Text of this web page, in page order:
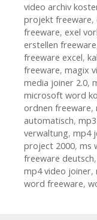
video archiv
projekt freeware,
freeware, exel
erstellen freeware
freeware excel,
freeware, magix
media joiner 2.0,
microsoft word
ordnen freeware,
automatisch,
verwaltung, mp4
project 2000, ms
freeware deutsch,
mp4 video joiner,
word freeware,